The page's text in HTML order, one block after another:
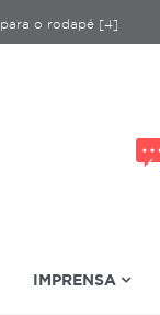
o rodapé [4]
IMPRENSA